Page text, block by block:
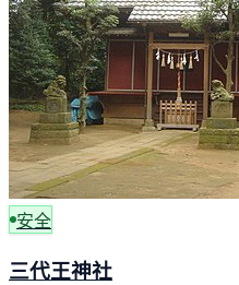
安全
三代王神社